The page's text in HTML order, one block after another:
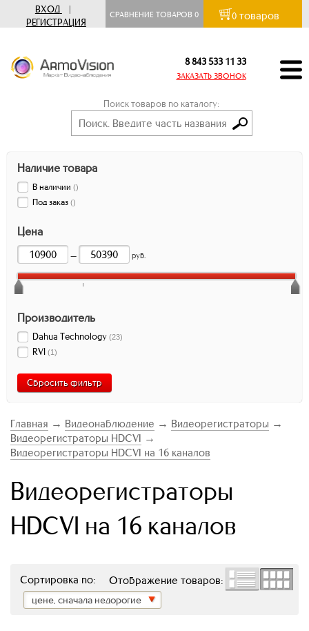
ВХОД
|
РЕГИСТРАЦИЯ
СРАВНЕНИЕ ТОВАРОВ0 0 товаров
8 843 533 11 33
ЗАКАЗАТЬ ЗВОНОК
Поиск товаров по каталогу:
Наличие товара
В наличии ()
Под заказ ()
Цена
— руб.
Производитель
Dahua Technology (23)
RVI (1)
Сбросить фильтр
Главная → Видеонаблюдение → Видеорегистраторы →
Видеорегистраторы HDCVI →
Видеорегистраторы HDCVI на 16 каналов
Видеорегистраторы
HDCVI на 16 каналов
Отображение товаров:
Сортировка по:
цене, сначала недорогие